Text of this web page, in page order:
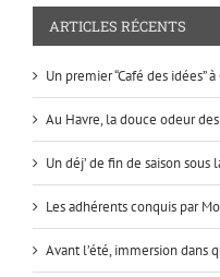
ARTICLES RÉCENTS
Un premier “Café des idées” à
Au Havre, la douce odeur
Un déj’ de fin de saison
Les adhérents conquis par
Avant l’été, immersion dans